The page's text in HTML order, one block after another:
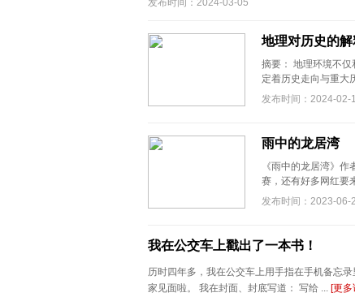
发布时间：2024-03-05
地理对历史的解
摘要： 地理环境不
定着历史走向与重大
发布时间：2024-02-
雨中的龙居湾
《雨中的龙居湾》
赛，还有好多网红要
发布时间：2023-06-
我在公交车上戳出了一本书！
历时四年多，我在公交车上用手指在手机备忘
家见面啦。 我在封面、封底写道： 写给 ... [更多